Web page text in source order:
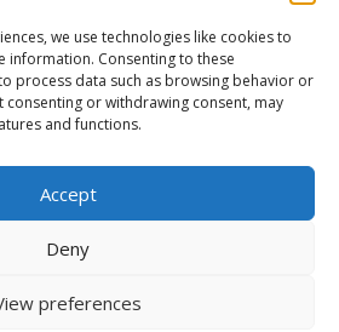
we use technologies like cookies to
information. Consenting to these
process data such as browsing behavior or
consenting or withdrawing consent, may
and functions.
Accept
Deny
preferences
stránky dodáva
tools